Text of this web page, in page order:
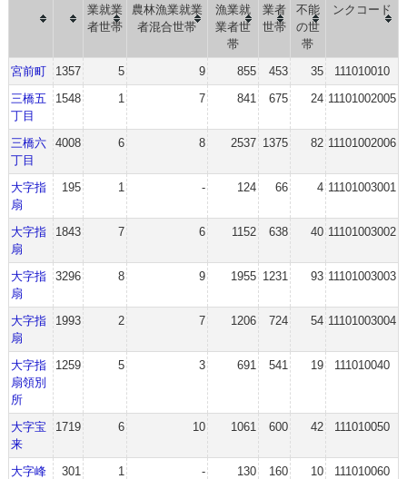
業就業
者世帯
農林漁業就業
者混合世帯
漁業就
業者世
帯
業者
世帯
不能
の世
帯
ンクコード
宮前町 1357 5 9 855 453 35
111010010
三橋五
丁目
1548 1 7 841 675 24 11101002005
三橋六
丁目
4008 6 8 2537 1375 82 11101002006
大字指
扇
195 1 - 124 66 4 11101003001
大字指
扇
1843 7 6 1152 638 40 11101003002
大字指
扇
3296 8 9 1955 1231 93 11101003003
大字指
扇
1993 2 7 1206 724 54 11101003004
大字指
扇領別
所
1259 5 3 691 541 19 111010040
大字宝
来
1719 6 10 1061 600 42 111010050
大字峰
301 1 - 130 160 10 111010060